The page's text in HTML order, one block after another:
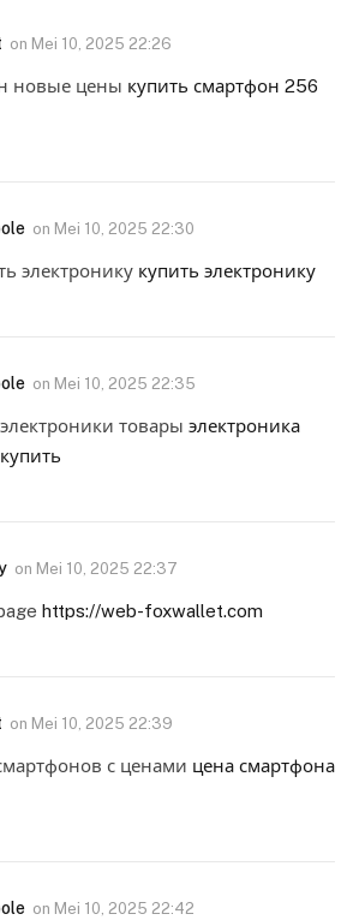
on Mei 10, 2025 22:26
новые цены купить смартфон 256
on Mei 10, 2025 22:30
электронику купить электронику
on Mei 10, 2025 22:35
товары электроника
on Mei 10, 2025 22:37
https://web-foxwallet.com
on Mei 10, 2025 22:39
с ценами цена смартфона
on Mei 10, 2025 22:42